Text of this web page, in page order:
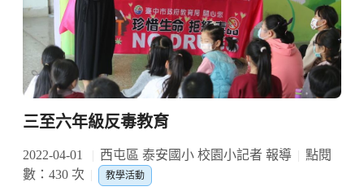
三至六年級反毒教育
2022-04-01 西屯區 泰安國小 校園小記者 報導
點閱
數：430 次
教學活動